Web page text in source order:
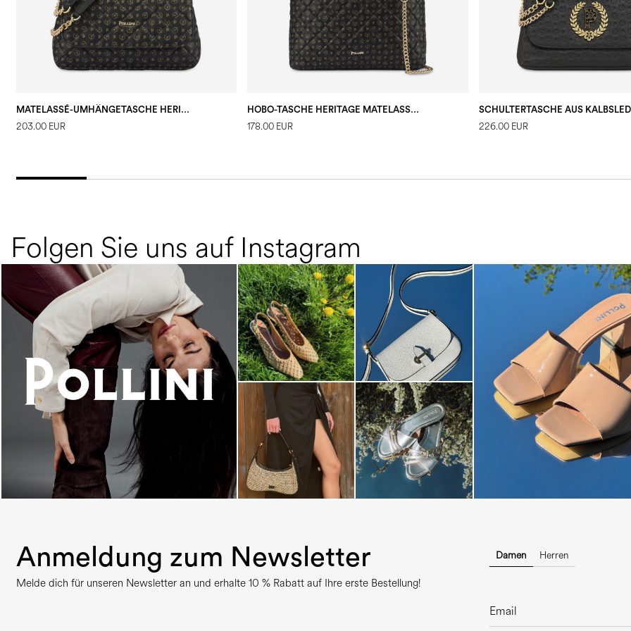
MATELASSÉ-UMHÄNGETASCHE HERITAGE SCHWARZ/SCHWARZ
203.00 EUR
HOBO-TASCHE HERITAGE MATELASSÉ SCHWARZ/SCHWARZ
178.00 EUR 226.00 EUR
Folgen Sie uns auf Instagram
An ode to the house’s vibrant Italian roots, the
new...
The most-wanted mules and
sale. ...
Anmeldung zum Newsletter
Melde dich für unseren Newsletter an und erhalte 10 % Rabatt auf Ihre erste Bestellung!
Damen Herren